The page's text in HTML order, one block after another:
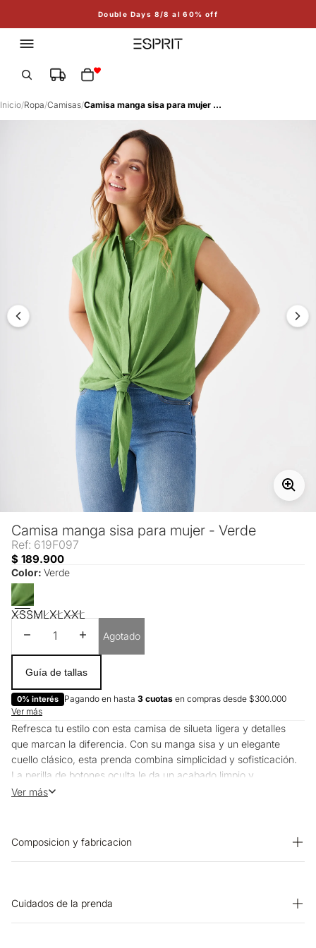
Double Days 8/8 al 60% off
Inicio/Ropa/Camisas/ Camisa manga sisa para mujer - Verde
Camisa manga sisa para mujer - Verde
Ref: 619F097
$ 189.900
Color: Verde
XSSMLXLXXL
Disminuir cantidadAumentar cantidad
Agotado
Guía de tallas
0% interés Pagando en hasta 3 cuotas en compras desde $300.000
Ver más
Refresca tu estilo con esta camisa de silueta ligera y detalles
que marcan la diferencia. Con su manga sisa y un elegante
cuello clásico, esta prenda combina simplicidad y sofisticación.
La perilla de botones oculta le da un acabado limpio y
minimalista, mientras que el detalle anudado en el ruedo
diferentes ocasiones.
Ver más
Composicion y fabricacion
Cuidados de la prenda